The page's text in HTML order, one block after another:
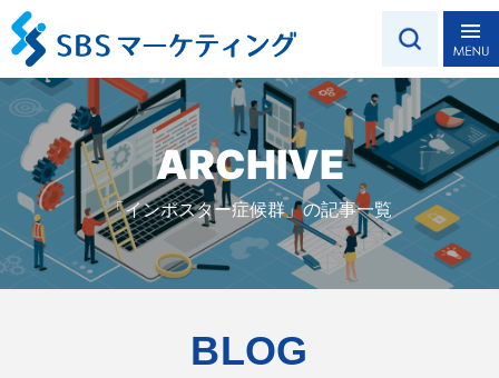
ARCHIVE
「インポスター症候群」の記事一覧
BLOG